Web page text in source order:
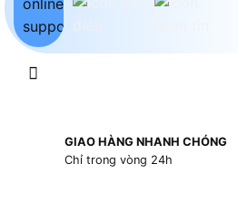
GIAO HÀNG NHANH CHÓNG
Chỉ trong vòng 24h